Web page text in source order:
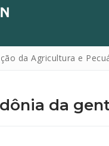
da Agricultura e
da